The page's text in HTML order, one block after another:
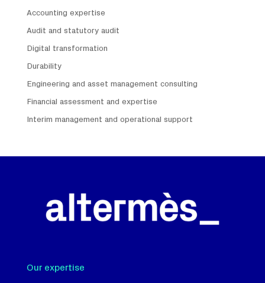
Accounting expertise
Audit and statutory audit
Digital transformation
Durability
Engineering and asset management consulting
Financial assessment and expertise
Interim management and operational support
Our expertise